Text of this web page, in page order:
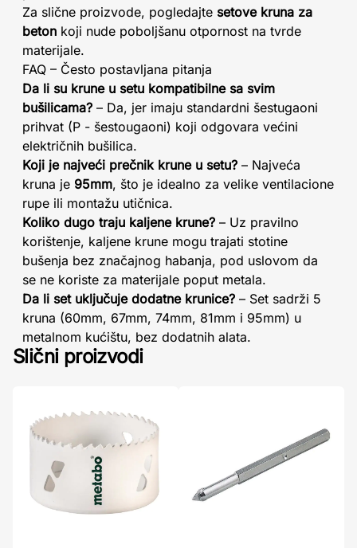
Za slične proizvode, pogledajte setove kruna za
beton koji nude poboljšanu otpornost na tvrde
materijale.
FAQ – Često postavljana pitanja
Da li su krune u setu kompatibilne sa svim
bušilicama? – Da, jer imaju standardni šestugaoni
prihvat (P - šestougaoni) koji odgovara većini
električnih bušilica.
Koji je najveći prečnik krune u setu? – Najveća
kruna je 95mm, što je idealno za velike ventilacione
rupe ili montažu utičnica.
Koliko dugo traju kaljene krune? – Uz pravilno
korištenje, kaljene krune mogu trajati stotine
bušenja bez značajnog habanja, pod uslovom da
se ne koriste za materijale poput metala.
Da li set uključuje dodatne krunice? – Set sadrži 5
kruna (60mm, 67mm, 74mm, 81mm i 95mm) u
metalnom kućištu, bez dodatnih alata.
Slični proizvodi